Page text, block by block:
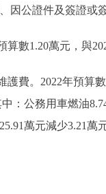
因公證件及簽證或
數1.20萬元，與
。2022年預算數
：公務用車燃油
萬元減少3.21